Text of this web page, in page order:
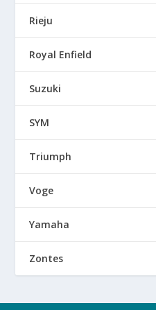
Rieju
Royal Enfield
Suzuki
SYM
Triumph
Voge
Yamaha
Zontes